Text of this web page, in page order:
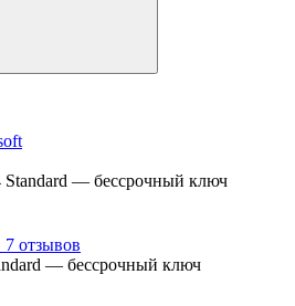
Standard — бессрочный ключ
7 отзывов